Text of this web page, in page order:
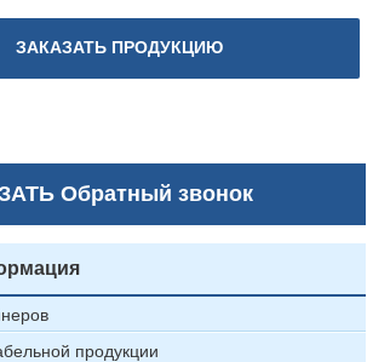
ЗАКАЗАТЬ ПРОДУКЦИЮ
Обратный звонок
продукции